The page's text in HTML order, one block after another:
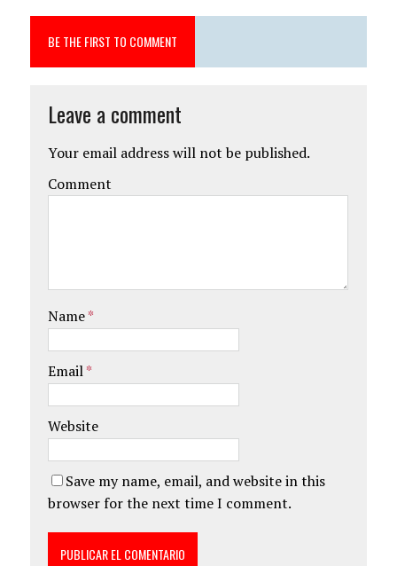
BE THE FIRST TO COMMENT
Leave a comment
Your email address will not be published.
Comment
Name*
Email*
Website
Save my name, email, and website in this
browser for the next time I comment.